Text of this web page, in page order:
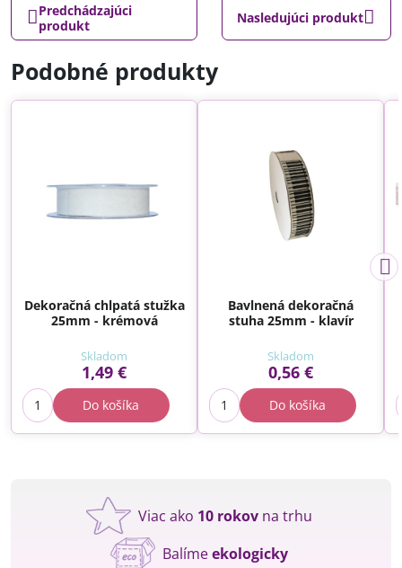
Predchádzajúci
produkt
Nasledujúci produkt
Podobné produkty
Dekoračná chlpatá stužka
25mm - krémová
Skladom
1,49 €
Do košíka
Bavlnená dekoračná
stuha 25mm - klavír
Skladom
0,56 €
Do košíka
Viac ako 10 rokov na trhu
Balímeekologicky